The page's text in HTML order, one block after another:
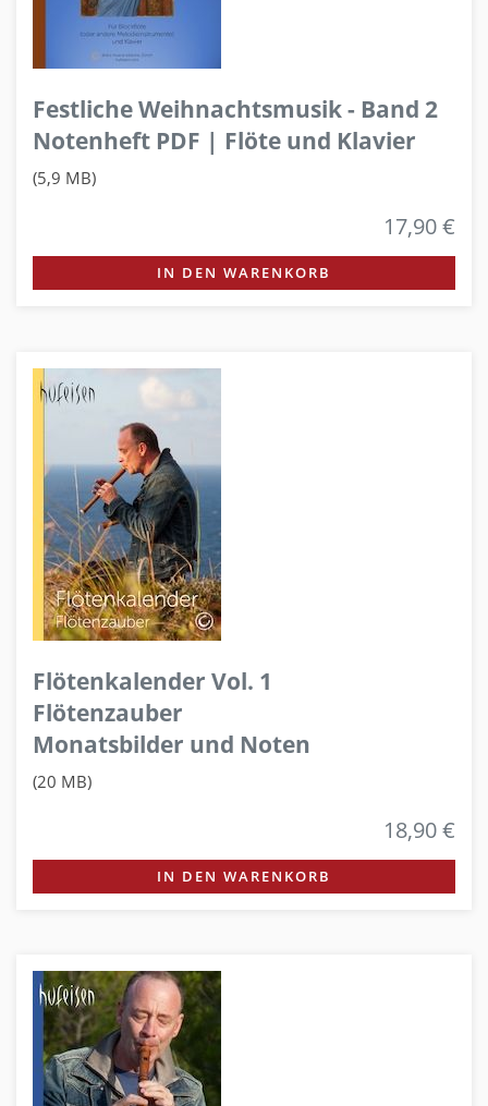
Festliche Weihnachtsmusik - Band 2
Notenheft PDF | Flöte und Klavier
(5,9 MB)
17,90 €
IN DEN WARENKORB
Flötenkalender Vol. 1
Flötenzauber
Monatsbilder und Noten
(20 MB)
18,90 €
IN DEN WARENKORB